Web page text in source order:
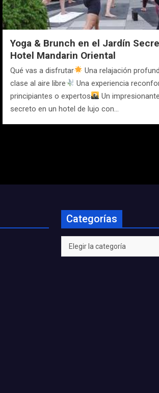
Yoga & Brunch en el Jardín
Hotel Mandarin Oriental
Qué vas a disfrutar
Una relajación
clase al aire libre
Una experiencia
principiantes o expertos
Un
secreto en un hotel de lujo con…
Categorías
Categorías